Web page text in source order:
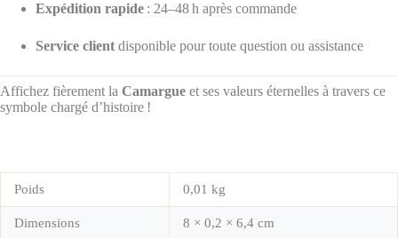
Expédition rapide : 24–48 h après commande
Service client disponible pour toute question ou assistance
Affichez fièrement la Camargue et ses valeurs éternelles à travers ce
symbole chargé d’histoire !
Poids 0,01 kg
Dimensions 8 × 0,2 × 6,4 cm